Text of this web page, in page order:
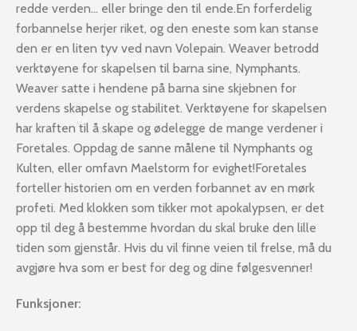
redde verden… eller bringe den til ende.En forferdelig
forbannelse herjer riket, og den eneste som kan stanse
den er en liten tyv ved navn Volepain. Weaver betrodd
verktøyene for skapelsen til barna sine, Nymphants.
Weaver satte i hendene på barna sine skjebnen for
verdens skapelse og stabilitet. Verktøyene for skapelsen
har kraften til å skape og ødelegge de mange verdener i
Foretales. Oppdag de sanne målene til Nymphants og
Kulten, eller omfavn Maelstorm for evighet!Foretales
forteller historien om en verden forbannet av en mørk
profeti. Med klokken som tikker mot apokalypsen, er det
opp til deg å bestemme hvordan du skal bruke den lille
tiden som gjenstår. Hvis du vil finne veien til frelse, må du
avgjøre hva som er best for deg og dine følgesvenner!
Funksjoner: